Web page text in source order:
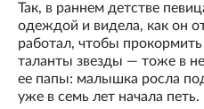
Так, в раннем детстве
одеждой и видела, как он
работал, чтобы
таланты звезды — тоже в
ее папы: малышка росла
уже в семь лет начала петь.